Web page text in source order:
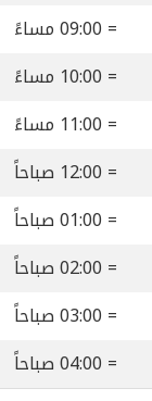
= 09:00 مساءً
= 10:00 مساءً
= 11:00 مساءً
= 12:00 صباحاً
= 01:00 صباحاً
= 02:00 صباحاً
= 03:00 صباحاً
= 04:00 صباحاً